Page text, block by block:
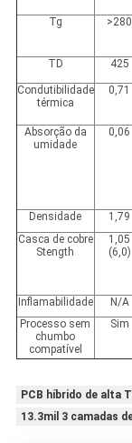
Tg >280
TD 425
Condutibilidade
térmica
0,71
Absorção da
umidade
0,06
Densidade 1,79
Casca de cobre
Stength
1,05
(6,0)
Inflamabilidade N/A
Processo sem
chumbo
compatível
Sim
PCB híbrido de alta
13.3mil 3 camadas